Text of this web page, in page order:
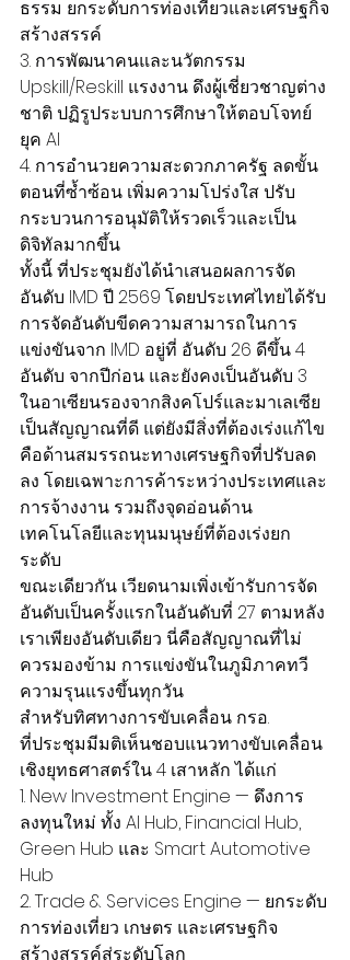
ธรรม ยกระดับการท่องเที่ยวและเศรษฐกิจ
สร้างสรรค์
3. การพัฒนาคนและนวัตกรรม
Upskill/Reskill แรงงาน ดึงผู้เชี่ยวชาญต่าง
ชาติ ปฏิรูประบบการศึกษาให้ตอบโจทย์
ยุค AI
4. การอำนวยความสะดวกภาครัฐ ลดขั้น
ตอนที่ซ้ำซ้อน เพิ่มความโปร่งใส ปรับ
กระบวนการอนุมัติให้รวดเร็วและเป็น
ดิจิทัลมากขึ้น
ทั้งนี้ ที่ประชุมยังได้นำเสนอผลการจัด
อันดับ IMD ปี 2569 โดยประเทศไทยได้รับ
การจัดอันดับขีดความสามารถในการ
แข่งขันจาก IMD อยู่ที่ อันดับ 26 ดีขึ้น 4
อันดับ จากปีก่อน และยังคงเป็นอันดับ 3
ในอาเซียนรองจากสิงคโปร์และมาเลเซีย
เป็นสัญญาณที่ดี แต่ยังมีสิ่งที่ต้องเร่งแก้ไข
คือด้านสมรรถนะทางเศรษฐกิจที่ปรับลด
ลง โดยเฉพาะการค้าระหว่างประเทศและ
การจ้างงาน รวมถึงจุดอ่อนด้าน
เทคโนโลยีและทุนมนุษย์ที่ต้องเร่งยก
ระดับ
ขณะเดียวกัน เวียดนามเพิ่งเข้ารับการจัด
อันดับเป็นครั้งแรกในอันดับที่ 27 ตามหลัง
เราเพียงอันดับเดียว นี่คือสัญญาณที่ไม่
ควรมองข้าม การแข่งขันในภูมิภาคทวี
ความรุนแรงขึ้นทุกวัน
สำหรับทิศทางการขับเคลื่อน กรอ.
ที่ประชุมมีมติเห็นชอบแนวทางขับเคลื่อน
เชิงยุทธศาสตร์ใน 4 เสาหลัก ได้แก่
1. New Investment Engine — ดึงการ
ลงทุนใหม่ ทั้ง AI Hub, Financial Hub,
Green Hub และ Smart Automotive
Hub
2. Trade & Services Engine — ยกระดับ
การท่องเที่ยว เกษตร และเศรษฐกิจ
สร้างสรรค์สู่ระดับโลก